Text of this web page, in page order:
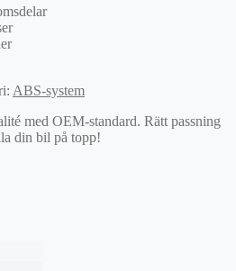
ABS-system
med OEM-standard. Rätt passning
din bil på topp!